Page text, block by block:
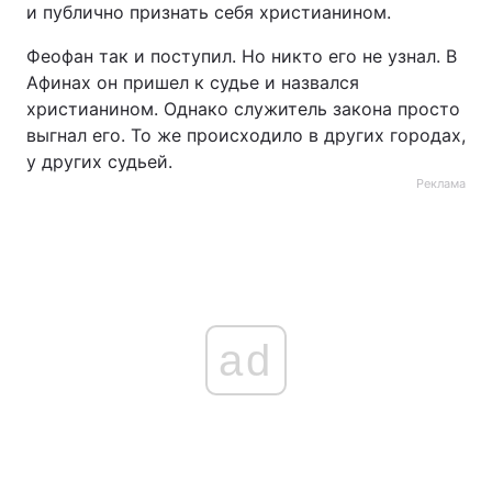
Тема оформлення
и публично признать себя христианином.
Феофан так и поступил. Но никто его не узнал. В
Афинах он пришел к судье и назвался
христианином. Однако служитель закона просто
выгнал его. То же происходило в других городах,
у других судьей.
Реклама
ad